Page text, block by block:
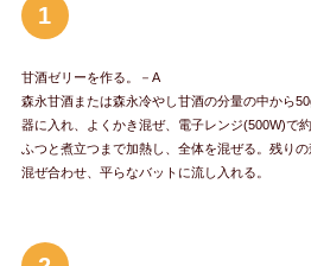
1
甘酒ゼリーを作る。－A
森永甘酒または森永冷やし甘酒の分量の中から
器に入れ、よくかき混ぜ、電子レンジ(500W)で
ふつと煮立つまで加熱し、全体を混ぜる。残り
混ぜ合わせ、平らなバットに流し入れる。